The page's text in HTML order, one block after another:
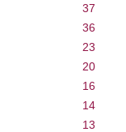
37
36
23
20
16
14
13